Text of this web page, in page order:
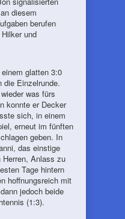
diesem
berufen
und
glatten 3:0
die Einzelrunde.
was fürs
konnte er Decker
sich, in einem
erneut im fünften
geben. In
das einstige
Herren, Anlass zu
Tage hintern
hoffnungsreich mit
jedoch beide
(1:3).